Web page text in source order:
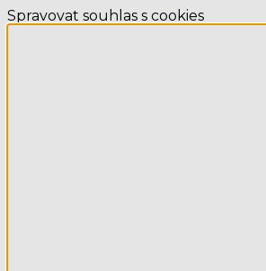
Spravovat souhlas s cookies